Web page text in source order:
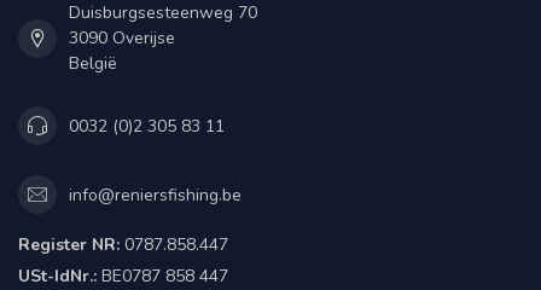
Duisburgsesteenweg 70
3090 Overijse
België
0032 (0)2 305 83 11
info@reniersfishing.be
Register NR: 0787.858.447
USt-IdNr.: BE0787 858 447